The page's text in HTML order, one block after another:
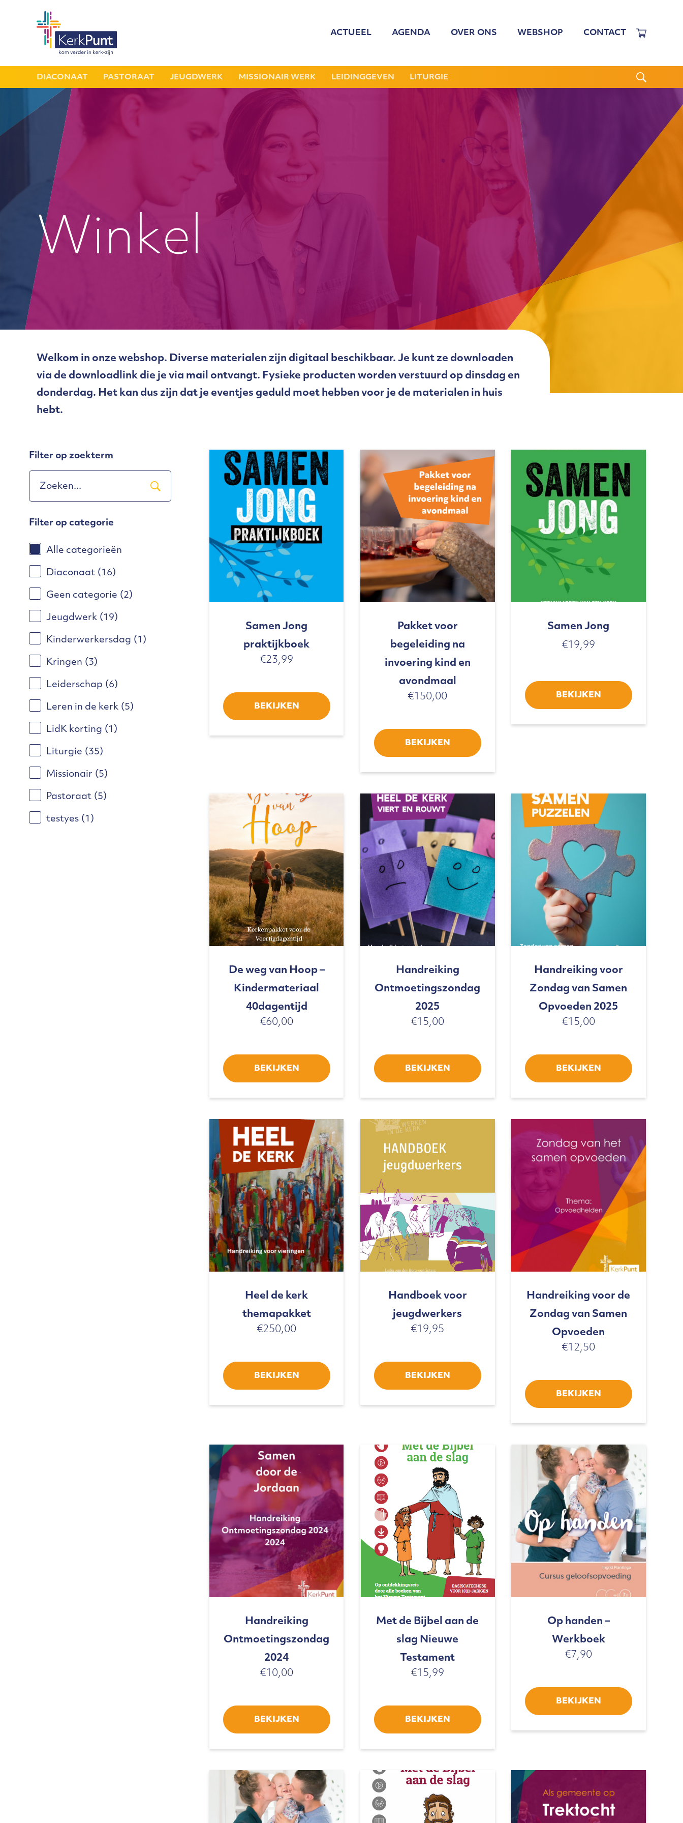
ACTUEEL AGENDA OVER ONS
CGJO
NIEUWSBRIEVEN
ANBI
JAARVERSLAGEN
WEBSHOP CONTACT
DIACONAAT PASTORAAT JEUGDWERK MISSIONAIR WERK LEIDINGGEVEN LITURGIE
Winkel
Welkom in onze webshop. Diverse materialen zijn digitaal beschikbaar. Je kunt ze downloaden
via de downloadlink die je via mail ontvangt. Fysieke producten worden verstuurd op dinsdag en
donderdag. Het kan dus zijn dat je eventjes geduld moet hebben voor je de materialen in huis
hebt.
Filter op zoekterm
Filter op categorie
Alle categorieën
Diaconaat (16)
Geen categorie (2)
Jeugdwerk (19)
Kinderwerkersdag (1)
Kringen (3)
Leiderschap (6)
Leren in de kerk (5)
LidK korting (1)
Liturgie (35)
Missionair (5)
Pastoraat (5)
testyes (1)
Samen Jong
praktijkboek
€23,99
BEKIJKEN
Pakket voor
begeleiding na
invoering kind en
avondmaal
€ 150,00
BEKIJKEN
Samen Jong
€ 19,99
BEKIJKEN
De weg van Hoop –
Kindermateriaal
40dagentijd
€60,00
BEKIJKEN
Handreiking
Ontmoetingszondag
2025
€15,00
BEKIJKEN
Handreiking voor
Zondag van Samen
Opvoeden 2025
€15,00
BEKIJKEN
Heel de kerk
themapakket
€250,00
BEKIJKEN
Handboek voor
jeugdwerkers
€19,95
BEKIJKEN
Handreiking voor de
Zondag van Samen
Opvoeden
€12,50
BEKIJKEN
Handreiking
Ontmoetingszondag
2024
€10,00
BEKIJKEN
Met de Bijbel aan de
slag Nieuwe
Testament
€15,99
BEKIJKEN
Op handen –
Werkboek
€7,90
BEKIJKEN